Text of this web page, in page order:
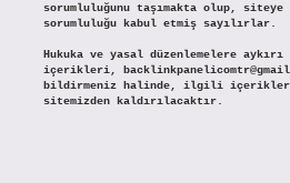
sorumluluğunu taşımakta olup, siteye
sorumluluğu kabul etmiş sayılırlar.
Hukuka ve yasal düzenlemelere aykırı
içerikleri,
bildirmeniz halinde, ilgili içerikler
sitemizden kaldırılacaktır.